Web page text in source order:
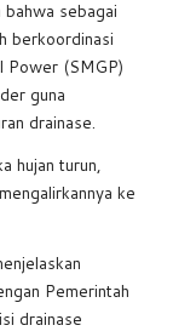
bahwa sebagai
berkoordinasi
Power (SMGP)
guna
drainase.
hujan turun,
ke
Pemerintah
drainase